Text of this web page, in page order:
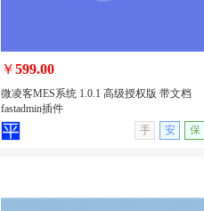
无演示
￥599.00
微凌客MES系统 1.0.1 高级授权版 带文档
fastadmin插件
手
安 保